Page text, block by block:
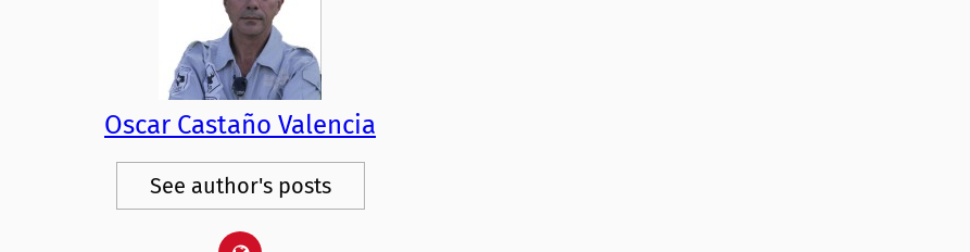
Oscar Castaño Valencia
See author's posts